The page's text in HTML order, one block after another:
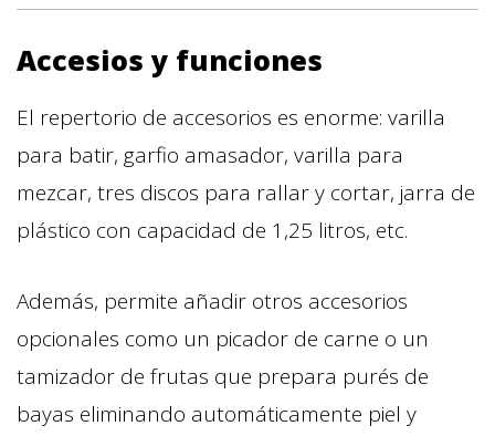
Accesios y funciones
El repertorio de accesorios es enorme: varilla
para batir, garfio amasador, varilla para
mezcar, tres discos para rallar y cortar, jarra de
plástico con capacidad de 1,25 litros, etc.
Además, permite añadir otros accesorios
opcionales como un picador de carne o un
tamizador de frutas que prepara purés de
bayas eliminando automáticamente piel y